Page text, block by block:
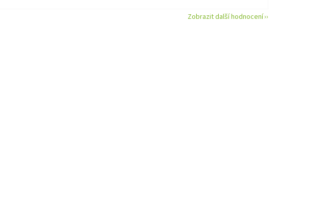
Zobrazit další hodnocení